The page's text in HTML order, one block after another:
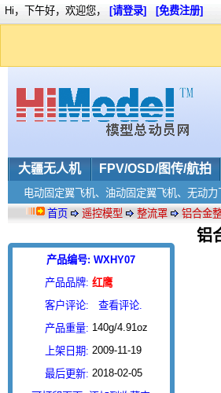
大疆无人机 FPV/OSD/图传/航拍
Hi，下午好，欢迎您， [请登录] [免费注册]
电动固定翼飞机、油动固定翼飞机、无动
首页
遥控模型 整流罩 铝合金
产品编号: WXHY07
产品品牌: 红鹰
客户评论:
查看评论.
产品重量: 140g/4.91oz
上架日期: 2009-11-19
最后更新: 2018-02-05
铝